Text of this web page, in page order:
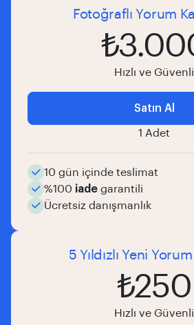
Fotoğraflı Yorum
Hızlı ve Güvenli
Satın Al
1 Adet
10 gün içinde teslimat
%100 iade garantili
Ücretsiz danışmanlık
5 Yıldızlı Yeni
₺250
Hızlı ve Güvenli